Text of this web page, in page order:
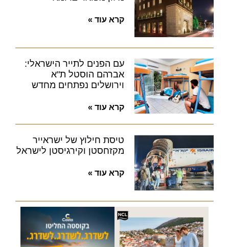
קרא עוד »
עם הפנים לתייר הישראלי:
אברהם הוסטל ת"א
וירושלים נפתחים מחדש
קרא עוד »
טיסת חילוץ של ישראייר
מקזחסטן וקירגיסטן לישראל
קרא עוד »